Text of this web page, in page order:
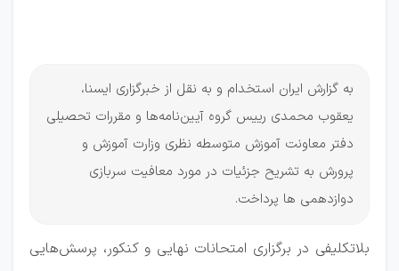
به گزارش ایران استخدام و به نقل از خبرگزاری ایسنا،
یعقوب محمدی رییس گروه آیین‌نامه‌ها و مقررات تحصیلی
دفتر معاونت آموزش متوسطه نظری وزارت آموزش و
پرورش به تشریح جزئیات در مورد معافیت سربازی
دوازدهمی ها پرداخت.
بلاتکلیفی در برگزاری امتحانات نهایی و کنکور، پرسش‌هایی